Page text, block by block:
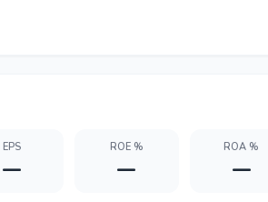
EPS
—
ROE %
—
ROA %
—